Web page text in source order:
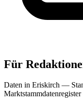
Für
Daten in Eriskirch —